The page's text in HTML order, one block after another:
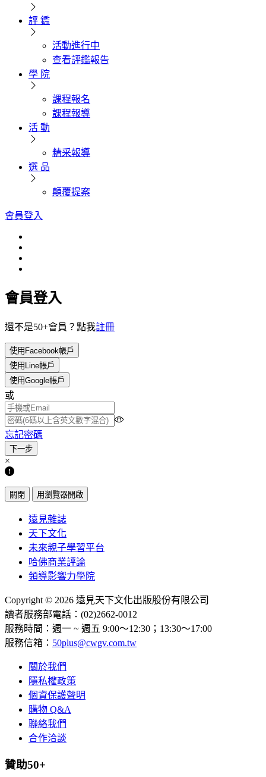
評 鑑
活動進行中
查看評鑑報告
學 院
課程報名
課程報導
活 動
精采報導
選 品
顛覆提案
會員登入
會員登入
還不是50+會員？點我註冊
使用Facebook帳戶
使用Line帳戶
使用Google帳戶
或
忘記密碼
×
關閉 用瀏覽器開啟
遠見雜誌
天下文化
未來親子學習平台
哈佛商業評論
領導影響力學院
Copyright © 2026 遠見天下文化出版股份有限公司
讀者服務部電話：(02)2662-0012
服務時間：週一 ~ 週五 9:00～12:30；13:30～17:00
服務信箱： 50plus@cwgv.com.tw
關於我們
隱私權政策
個資保護聲明
購物 Q&A
聯絡我們
合作洽談
贊助50+